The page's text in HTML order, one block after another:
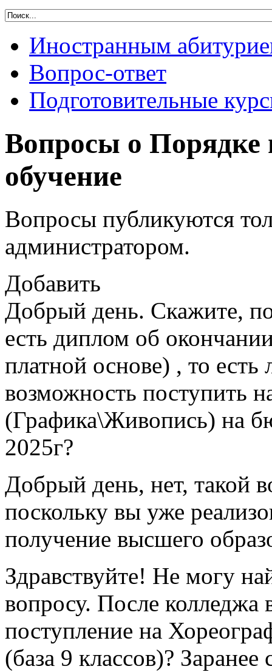
Иностранным
Вопрос-ответ
Подготовительные
Вопросы о Порядке
обучение
Вопросы публикуются
администратором.
Добавить
Добрый день. Скажите,
есть диплом об
платной основе) , то
возможность поступить
(Графика\Живопись) на
2025г?
Добрый день, нет, такой
поскольку вы уже
получение высшего
Здравствуйте! Не могу
вопросу. После колледжа
поступление на
(база 9 классов)? Заранее